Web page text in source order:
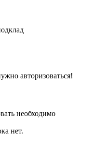
авторизоваться!
необходимо
нет.